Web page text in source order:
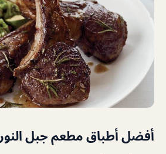
أفضل أطباق مطعم جبل النور